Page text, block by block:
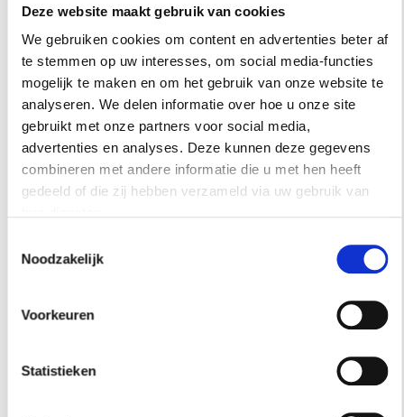
Deze website maakt gebruik van cookies
We gebruiken cookies om content en advertenties beter af
te stemmen op uw interesses, om social media-functies
mogelijk te maken en om het gebruik van onze website te
analyseren. We delen informatie over hoe u onze site
gebruikt met onze partners voor social media,
advertenties en analyses. Deze kunnen deze gegevens
combineren met andere informatie die u met hen heeft
gedeeld of die zij hebben verzameld via uw gebruik van
Noodzakelijk
Voorkeuren
Statistieken